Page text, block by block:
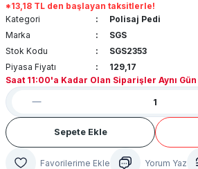
*13,18 TL den başlayan taksitlerle!
Kategori
Polisaj Pedi
Marka
SGS
Stok Kodu
SGS2353
Piyasa Fiyatı
129,17
Saat 11:00'a Kadar Olan Siparişler Aynı
Sepete Ekle
Yorum Yaz